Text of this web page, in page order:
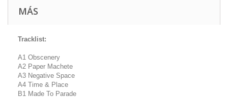
MÁS
Tracklist:
A1 Obscenery
A2 Paper Machete
A3 Negative Space
A4 Time & Place
B1 Made To Parade